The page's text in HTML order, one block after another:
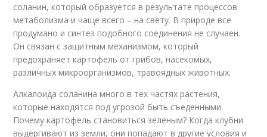
соланин, который образуется в результате процессов
метаболизма и чаще всего – на свету. В природе все
продумано и синтез подобного соединения не случаен.
Он связан с защитным механизмом, который
предохраняет картофель от грибов, насекомых,
различных микроорганизмов, травоядных животных.
Алкалоида соланина много в тех частях растения,
которые находятся под угрозой быть съеденными.
Почему картофель становиться зеленым? Когда клубни
выдергивают из земли, они попадают в другие условия и